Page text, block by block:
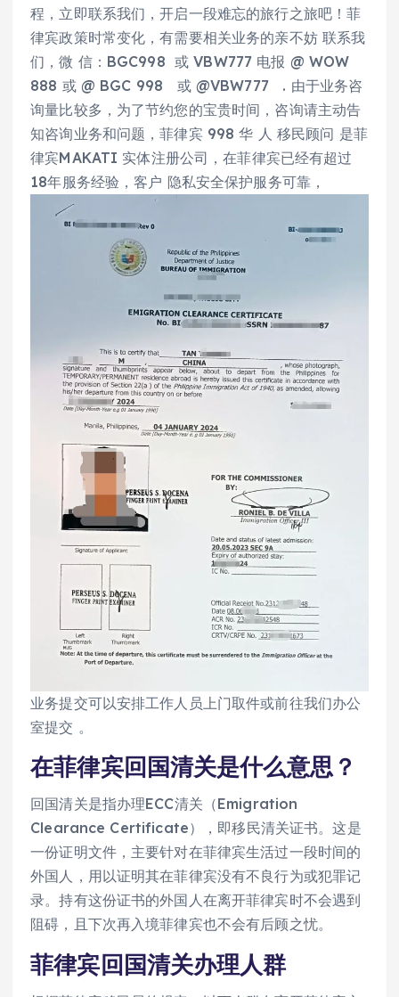
程，立即联系我们，开启一段难忘的旅行之旅吧！菲
律宾政策时常变化，有需要相关业务的亲不妨 联系我
们，微 信：BGC998 或 VBW777 电报 @ WOW
888 或 @ BGC 998 或 @VBW777 . 由于业务咨
询量比较多，为了节约您的宝贵时间，咨询请主动告
知咨询业务和问题，菲律宾 998 华 人 移民顾问 是菲
律宾MAKATI 实体注册公司，在菲律宾已经有超过
18年服务经验，客户 隐私安全保护服务可靠，
业务提交可以安排工作人员上门取件或前往我们办公
室提交 。
在菲律宾回国清关是什么意思？
回国清关是指办理ECC清关（Emigration
Clearance Certificate），即移民清关证书。这是
一份证明文件，主要针对在菲律宾生活过一段时间的
外国人，用以证明其在菲律宾没有不良行为或犯罪记
录。持有这份证书的外国人在离开菲律宾时不会遇到
阻碍，且下次再入境菲律宾也不会有后顾之忧。
菲律宾回国清关办理人群